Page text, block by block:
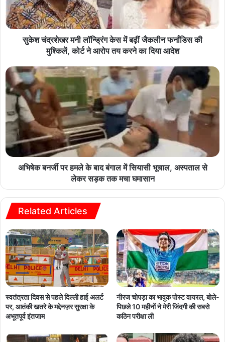
सुकेश चंद्रशेखर मनी लॉन्ड्रिंग केस में बढ़ीं जैकलीन फर्नांडिस की
मुश्किलें, कोर्ट ने आरोप तय करने का दिया आदेश
अभिषेक बनर्जी पर हमले के बाद बंगाल में सियासी भूचाल, अस्पताल से
लेकर सड़क तक मचा घमासान
Related Articles
स्वतंत्रता दिवस से पहले दिल्ली हाई अलर्ट
पर, आतंकी खतरे के मद्देनज़र सुरक्षा के
अभूतपूर्व इंतजाम
नीरज चोपड़ा का भावुक पोस्ट वायरल, बोले-
पिछले 10 महीनों ने मेरी जिंदगी की सबसे
कठिन परीक्षा ली